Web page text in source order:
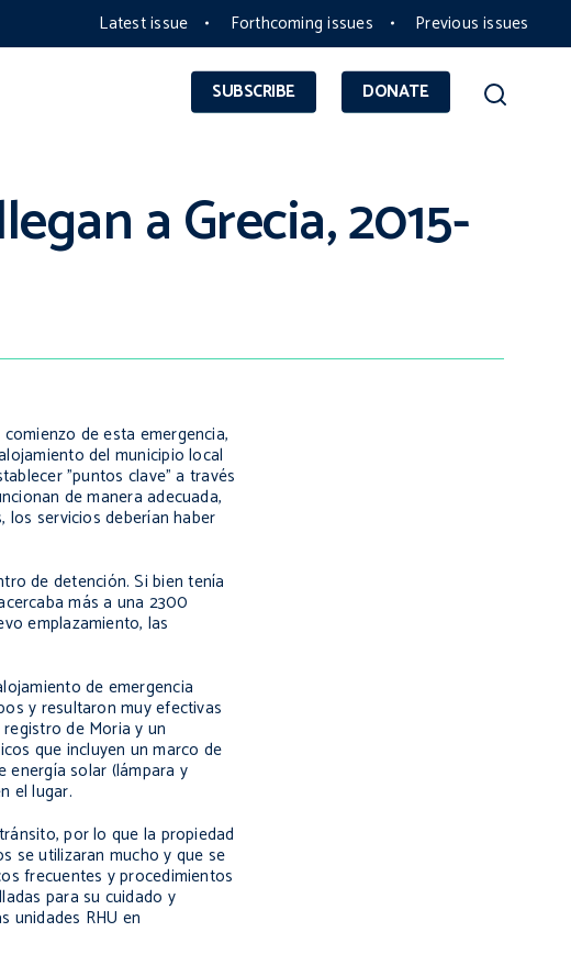
Latest issue Forthcoming issues Previous issues
SUBSCRIBE DONATE
a Grecia, 2015-
de esta emergencia,
del municipio local
"puntos clave" a través
de manera adecuada,
los servicios deberían haber
de detención. Si bien tenía
más a una 2300
emplazamiento, las
de emergencia
y resultaron muy efectivas
de Moria y un
que incluyen un marco de
energía solar (lámpara y
el lugar.
por lo que la propiedad
se utilizaran mucho y que se
frecuentes y procedimientos
para su cuidado y
unidades RHU en